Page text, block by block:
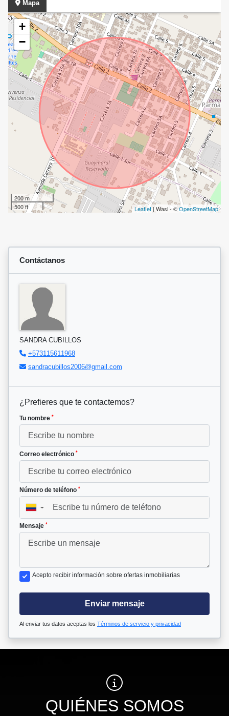
Mapa
+
−
200 m
500 ft
Leaflet | Wasi - ©OpenStreetMap
Contáctanos
SANDRA CUBILLOS
+573115611968
sandracubillos2006@gmail.com
¿Prefieres que te contactemos?
Tu nombre *
Correo electrónico *
Número de teléfono *
▼
Mensaje *
Acepto recibir información sobre ofertas inmobiliarias
Enviar mensaje
Al enviar tus datos aceptas los Términos de servicio y privacidad
QUIÉNES SOMOS